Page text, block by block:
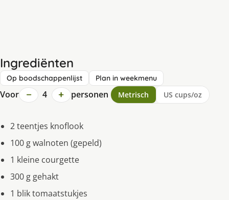
Ingrediënten
Op boodschappenlijst Plan in weekmenu
Voor − 4 + personen Metrisch US cups/oz
2 teentjes knoflook
100 g walnoten (gepeld)
1 kleine courgette
300 g gehakt
1 blik tomaatstukjes